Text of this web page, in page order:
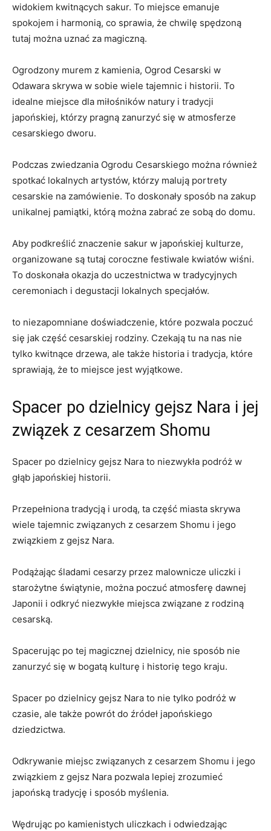
widokiem ⁢kwitnących sakur. To miejsce emanuje
spokojem i harmonią, co ⁣sprawia, że chwilę spędzoną
tutaj można uznać⁢ za magiczną.
Ogrodzony murem z kamienia, Ogrod Cesarski w
Odawara skrywa ⁢w sobie wiele tajemnic i historii. To
‍idealne miejsce dla miłośników natury i tradycji​
japońskiej, którzy pragną zanurzyć⁣ się⁣ w atmosferze
cesarskiego dworu.
Podczas zwiedzania Ogrodu ‌Cesarskiego można ‌również
spotkać lokalnych artystów, którzy ⁣malują portrety
cesarskie na zamówienie. To doskonały ​sposób na zakup
unikalnej pamiątki, którą ‌można zabrać ze sobą do‌ domu.
Aby podkreślić znaczenie sakur w japońskiej kulturze,
⁣organizowane są ⁤tutaj coroczne festiwale kwiatów wiśni.
To doskonała okazja do uczestnictwa w tradycyjnych
ceremoniach i degustacji lokalnych specjałów.
to niezapomniane doświadczenie, które pozwala poczuć
się jak część cesarskiej rodziny. Czekają tu na nas nie
tylko kwitnące drzewa, ale także historia i tradycja, które
sprawiają, że to miejsce jest‌ wyjątkowe.
Spacer po dzielnicy ⁣gejsz Nara i jej
związek z cesarzem Shomu
Spacer po dzielnicy gejsz Nara to niezwykła podróż w
głąb japońskiej historii.
Przepełniona tradycją i urodą, ta część miasta skrywa
wiele tajemnic‍ związanych z cesarzem Shomu i jego
związkiem z gejsz Nara.
Podążając śladami cesarzy przez malownicze‍ uliczki i
starożytne świątynie,⁣ można poczuć atmosferę dawnej
Japonii i odkryć niezwykłe miejsca związane z rodziną
⁢cesarską.
Spacerując po tej magicznej dzielnicy, nie sposób nie
zanurzyć się w ⁣bogatą kulturę i historię tego kraju.
Spacer po dzielnicy gejsz Nara ​to​ nie tylko podróż ​w
czasie, ale także powrót do źródeł japońskiego
dziedzictwa.
Odkrywanie ‍miejsc związanych z cesarzem Shomu i jego
związkiem z gejsz Nara pozwala⁣ lepiej zrozumieć
⁤japońską tradycję i sposób myślenia.​
Wędrując po ​kamienistych uliczkach i odwiedzając